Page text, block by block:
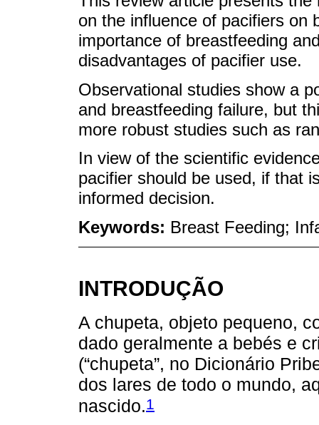
on the influence of pacifiers on
importance of breastfeeding
disadvantages of pacifier use.
Observational studies show a
and breastfeeding failure, but
more robust studies such as
In view of the scientific
pacifier should be used, if that
informed decision.
Keywords: Breast Feeding;
INTRODUÇÃO
A chupeta, objeto pequeno,
dado geralmente a bebés e
(“chupeta”, no Dicionário
dos lares de todo o mundo,
nascido.1